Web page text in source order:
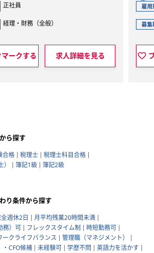
正社員
経理・財務（全般）
ークする 求人詳細を見る
雇用
募集
ら探す
合格 税理士
税理士科目合格
簿記1級 簿記2級
り条件から探す
週休2日
月平均残業20時間未満
務）可
フレックスタイム制
時短勤務可
ークライフバランス
管理職（マネジメント）
・CFO候補
未経験可 学歴不問
英語力を活かす